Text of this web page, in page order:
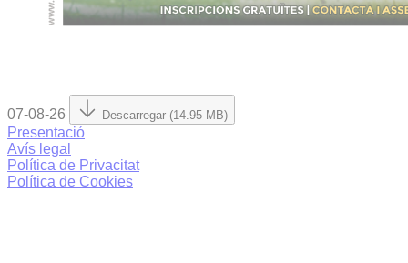
07-08-26 Descarregar (14.95 MB)
Presentació
Avís legal
Política de Privacitat
Política de Cookies